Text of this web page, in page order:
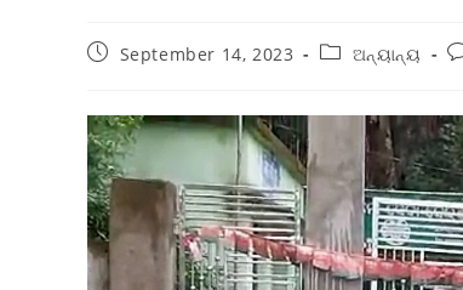
September 14, 2023 ଅନ୍ୟାନ୍ୟ